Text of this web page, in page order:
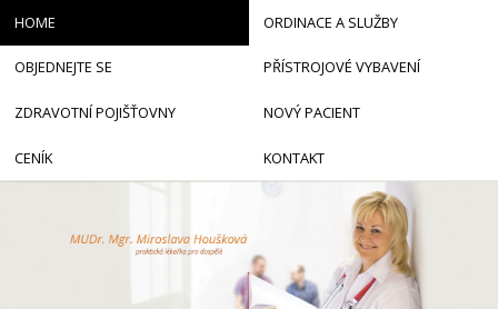
HOME ORDINACE A SLUŽBY
OBJEDNEJTE SE PŘÍSTROJOVÉ VYBAVENÍ
ZDRAVOTNÍ POJIŠŤOVNY NOVÝ PACIENT
CENÍK KONTAKT